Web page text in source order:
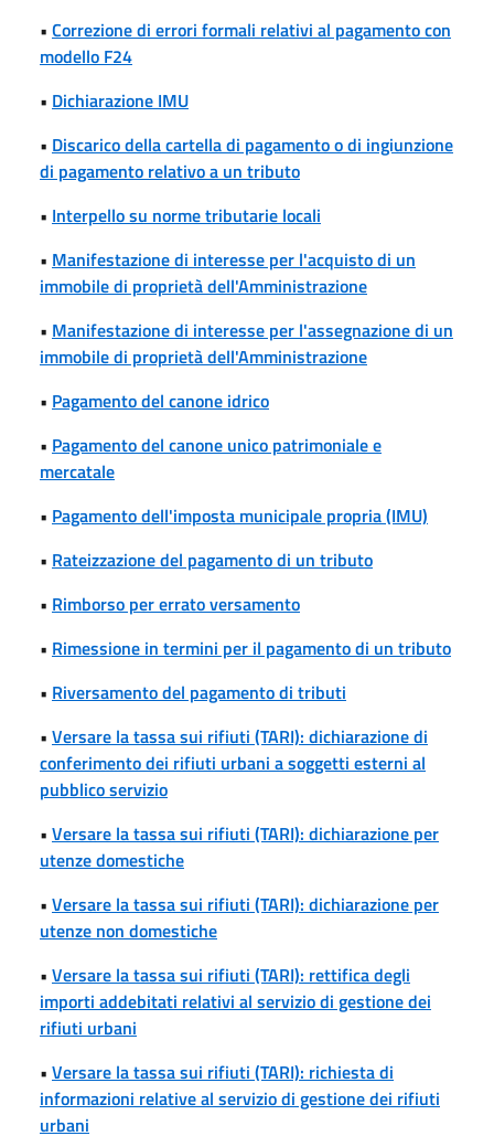
• Correzione di errori formali relativi al pagamento con
modello F24
• Dichiarazione IMU
• Discarico della cartella di pagamento o di ingiunzione
di pagamento relativo a un tributo
• Interpello su norme tributarie locali
• Manifestazione di interesse per l'acquisto di un
immobile di proprietà dell'Amministrazione
• Manifestazione di interesse per l'assegnazione di un
immobile di proprietà dell'Amministrazione
• Pagamento del canone idrico
• Pagamento del canone unico patrimoniale e
mercatale
• Pagamento dell'imposta municipale propria (IMU)
• Rateizzazione del pagamento di un tributo
• Rimborso per errato versamento
• Rimessione in termini per il pagamento di un tributo
• Riversamento del pagamento di tributi
• Versare la tassa sui rifiuti (TARI): dichiarazione di
conferimento dei rifiuti urbani a soggetti esterni al
pubblico servizio
• Versare la tassa sui rifiuti (TARI): dichiarazione per
utenze domestiche
• Versare la tassa sui rifiuti (TARI): dichiarazione per
utenze non domestiche
• Versare la tassa sui rifiuti (TARI): rettifica degli
importi addebitati relativi al servizio di gestione dei
rifiuti urbani
• Versare la tassa sui rifiuti (TARI): richiesta di
informazioni relative al servizio di gestione dei rifiuti
urbani